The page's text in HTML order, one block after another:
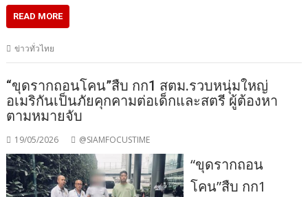
READ MORE
ข่าวทั่วไทย
“ขุดรากถอนโคน”สืบ กก1 สตม.รวบหนุ่มใหญ่
อเมริกันเป็นภัยคุกคามต่อเด็กและสตรี ผู้ต้องหา
ตามหมายจับ
19/05/2026 @SIAMFOCUSTIME
“ขุดรากถอน
โคน”สืบ กก1